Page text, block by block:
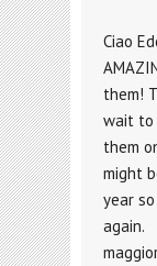
Ciao
them!
wait to
them
might
year
again.